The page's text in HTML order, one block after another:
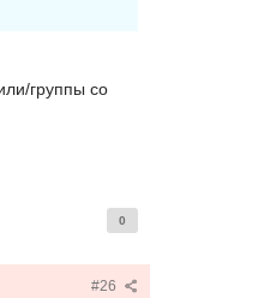
группы со
0
#26